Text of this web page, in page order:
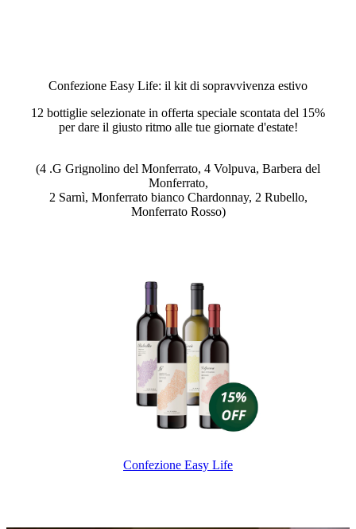
Confezione Easy Life: il kit di sopravvivenza estivo
12 bottiglie selezionate in offerta speciale scontata del 15%
per dare il giusto ritmo alle tue giornate d'estate!
(4 .G Grignolino del Monferrato, 4 Volpuva, Barbera del
Monferrato,
2 Sarnì, Monferrato bianco Chardonnay, 2 Rubello,
Monferrato Rosso)
Confezione Easy Life